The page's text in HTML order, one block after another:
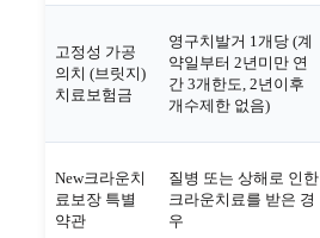
고정성 가공
의치 (브릿지)
치료보험금
영구치발거 1개당 (계
약일부터 2년미만 연
간 3개한도, 2년이후
개수제한 없음)
New크라운치
료보장 특별
약관
질병 또는 상해로 인한
크라운치료를 받은 경
우